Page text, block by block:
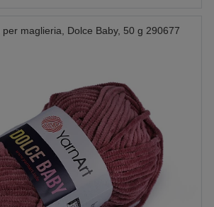
maglieria, Dolce Baby, 50 g 290677